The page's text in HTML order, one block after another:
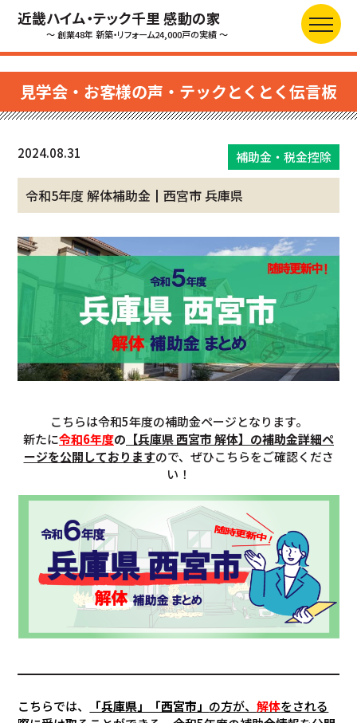
近畿ハイム・テック千里 感動の家
～ 創業48年 新築・リフォーム24,000戸の実績 ～
見学会・お客様の声・テックとくとく伝言板
2024.08.31 補助金・税金控除
令和5年度 解体補助金┃西宮市 兵庫県
こちらは令和5年度の補助金ページとなります。
新たに令和6年度の 【兵庫県 西宮市 解体】の補助金詳細ペ
ージを公開しておりますので、ぜひこちらをご確認くださ
い！
こちらでは、 「兵庫県」「西宮市」 の方が、解体をされる